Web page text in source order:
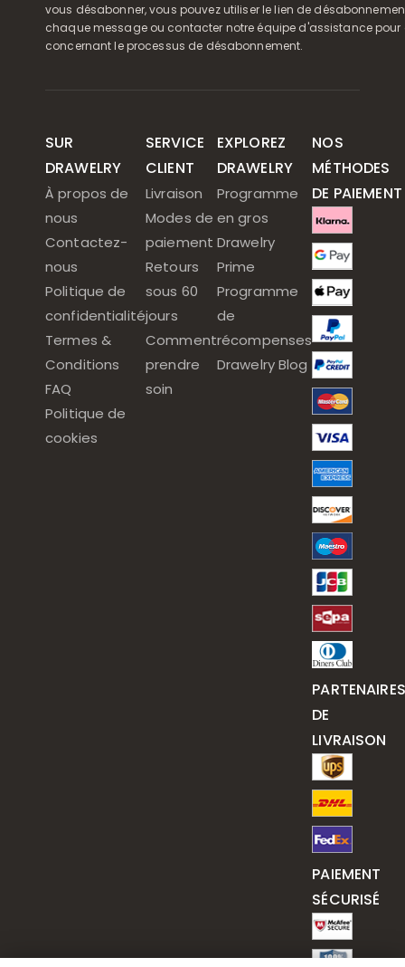
vous désabonner, vous pouvez utiliser le lien de
chaque message ou contacter notre équipe d'assistance pour
concernant le processus de désabonnement.
SUR
DRAWELRY
À propos de
nous
Contactez-
nous
Politique de
confidentialité
Termes &
Conditions
FAQ
Politique de
cookies
SERVICE
CLIENT
Livraison
Modes de
paiement
Retours
sous 60
jours
Comment
prendre
soin
EXPLOREZ
DRAWELRY
Programme
en gros
Drawelry
Prime
Programme
de
récompenses
Drawelry Blog
NOS
MÉTHODES
DE PAIEMENT
PARTENAIRES
DE
LIVRAISON
PAIEMENT
SÉCURISÉ